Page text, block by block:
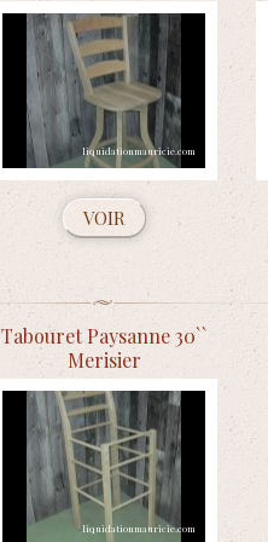
VOIR
Tabouret Paysanne 30``
Merisier